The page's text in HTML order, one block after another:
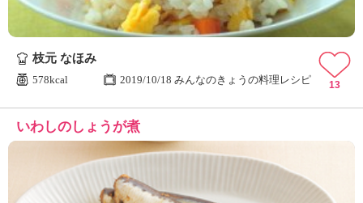
枝元 なほみ
578kcal 2019/10/18 みんなのきょうの料理レシピ 13
いわしのしょうが煮